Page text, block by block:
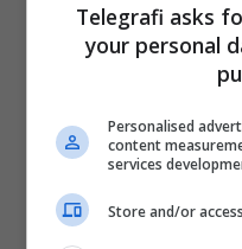
Telegrafi asks
your personal
Personalised
content
services
Store and/or